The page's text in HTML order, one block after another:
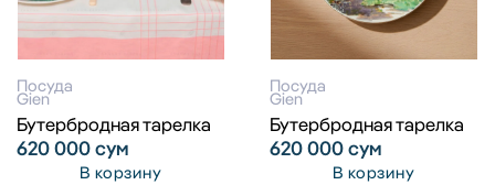
Посуда
Gien
Бутербродная тарелка
620 000сум
В корзину
Посуда
Gien
Бутербродная тарелка
620 000сум
В корзину